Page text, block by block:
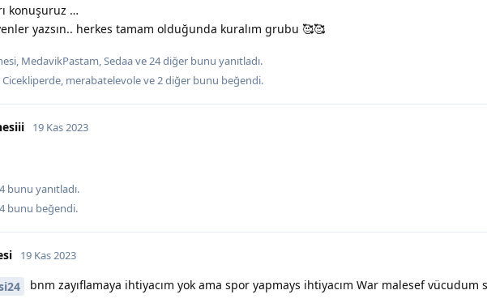
konuşuruz …
yazsın.. herkes tamam olduğunda kuralım grubu 🥰🥰
, MedavikPastam,Sedaave24diğer bunu yanıtladı.
Cicekliperde, merabatelevoleve2diğer bunu beğendi.
19 Kas 2023
bunu yanıtladı.
bunu beğendi.
19 Kas 2023
bnm zayıflamaya ihtiyacım yok ama spor yapmays ihtiyacım War malesef vücudum